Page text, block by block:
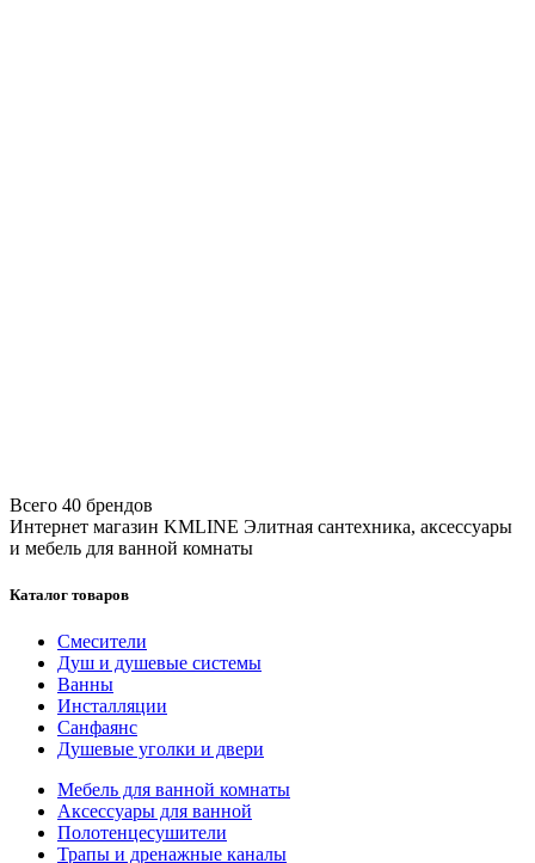
Всего 40 брендов
Интернет магазин KMLINE Элитная сантехника, аксессуары
и мебель для ванной комнаты
Каталог товаров
Смесители
Душ и душевые системы
Ванны
Инсталляции
Санфаянс
Душевые уголки и двери
Мебель для ванной комнаты
Аксессуары для ванной
Полотенцесушители
Трапы и дренажные каналы